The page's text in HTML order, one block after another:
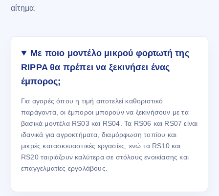
αίτημα.
Με ποιο μοντέλο μικρού φορτωτή της
RIPPA θα πρέπει να ξεκινήσει ένας
έμπορος;
Για αγορές όπου η τιμή αποτελεί καθοριστικό
παράγοντα, οι έμποροι μπορούν να ξεκινήσουν με τα
βασικά μοντέλα RS03 και RS04. Τα RS06 και RS07 είναι
ιδανικά για αγροκτήματα, διαμόρφωση τοπίου και
μικρές κατασκευαστικές εργασίες, ενώ τα RS10 και
RS20 ταιριάζουν καλύτερα σε στόλους ενοικίασης και
επαγγελματίες εργολάβους.